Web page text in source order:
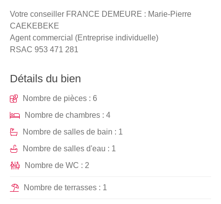
Votre conseiller FRANCE DEMEURE : Marie-Pierre
CAEKEBEKE
Agent commercial (Entreprise individuelle)
RSAC 953 471 281
Détails du bien
Nombre de pièces : 6
Nombre de chambres : 4
Nombre de salles de bain : 1
Nombre de salles d'eau : 1
Nombre de WC : 2
Nombre de terrasses : 1